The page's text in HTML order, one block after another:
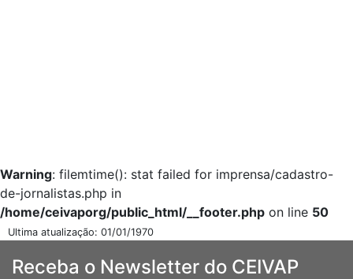
Warning: filemtime(): stat failed for imprensa/cadastro-
de-jornalistas.php in
/home/ceivaporg/public_html/__footer.php on line 50
Ultima atualização: 01/01/1970
Receba o Newsletter do CEIVAP